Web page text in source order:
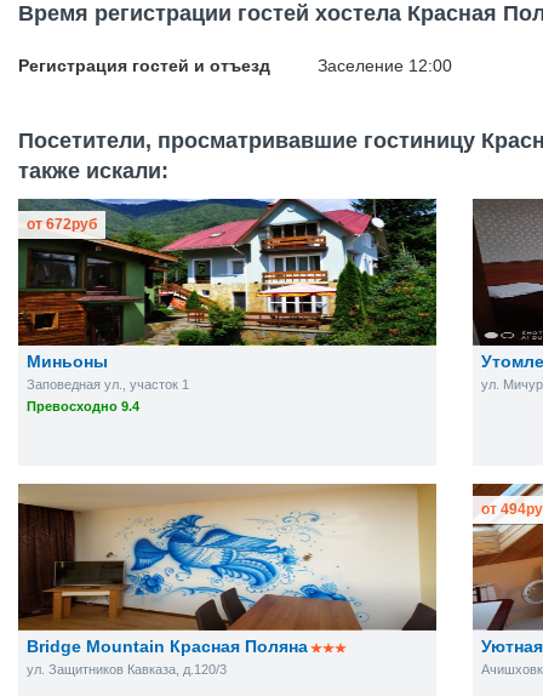
Время регистрации гостей хостела Красная
Регистрация гостей и отъезд Заселение 12:00
Посетители, просматривавшие гостиницу
также искали:
Миньоны
Заповедная ул., участок 1
Превосходно 9.4
от 672руб
ул.
Bridge Mountain Красная Поляна
ул. Защитников Кавказа, д.120/3
от 494